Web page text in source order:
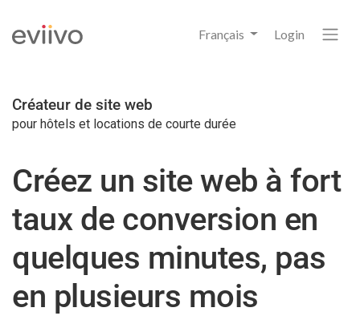
Français Login
Créateur de site web
pour hôtels et locations de courte durée
Créez un site web à fort
taux de conversion en
quelques minutes, pas
en plusieurs mois